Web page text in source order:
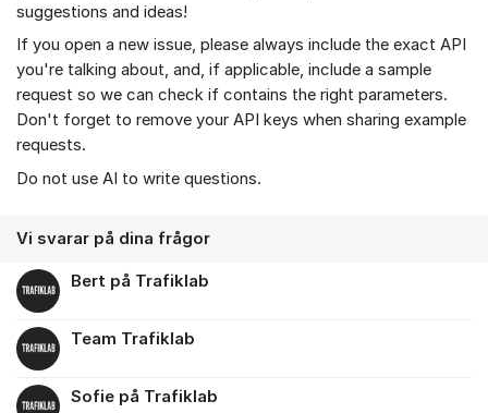
suggestions and ideas!
If you open a new issue, please always include the exact API
you're talking about, and, if applicable, include a sample
request so we can check if contains the right parameters.
Don't forget to remove your API keys when sharing example
requests.
Do not use AI to write questions.
Vi svarar på dina frågor
Bert på Trafiklab
Team Trafiklab
Sofie på Trafiklab